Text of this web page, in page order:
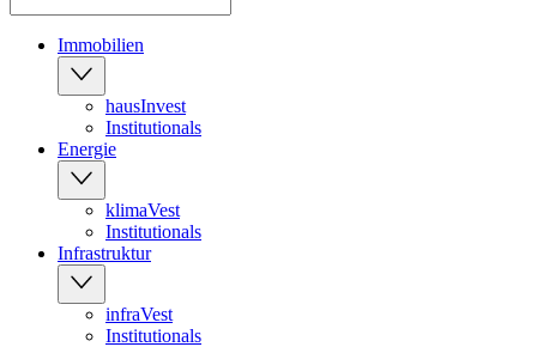
Immobilien
hausInvest
Institutionals
Energie
klimaVest
Institutionals
Infrastruktur
infraVest
Institutionals